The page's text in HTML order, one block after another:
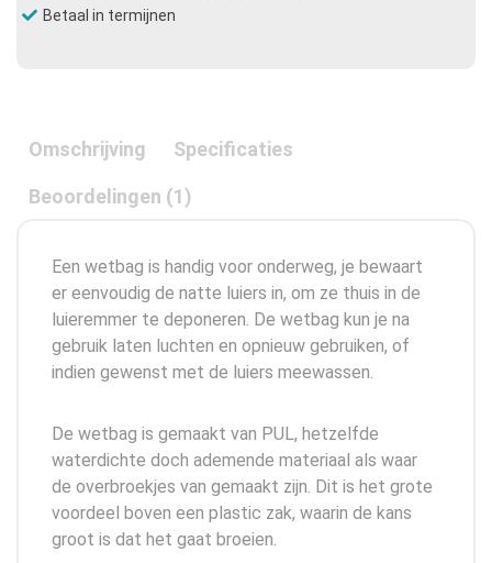
Betaal in termijnen
Omschrijving Specificaties
Beoordelingen (1)
Een wetbag is handig voor onderweg, je bewaart
er eenvoudig de natte luiers in, om ze thuis in de
luieremmer te deponeren. De wetbag kun je na
gebruik laten luchten en opnieuw gebruiken, of
indien gewenst met de luiers meewassen.
De wetbag is gemaakt van PUL, hetzelfde
waterdichte doch ademende materiaal als waar
de overbroekjes van gemaakt zijn. Dit is het grote
voordeel boven een plastic zak, waarin de kans
groot is dat het gaat broeien.